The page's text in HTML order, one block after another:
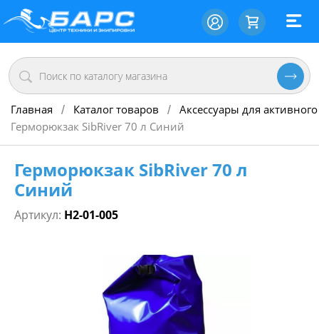
Главная / Каталог товаров / Аксессуары для
Герморюкзак SibRiver 70 л Синий
Герморюкзак SibRiver 70 л
Синий
Артикул: Н2-01-005